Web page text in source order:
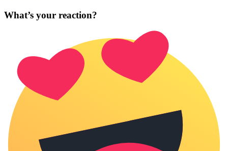
What’s your reaction?